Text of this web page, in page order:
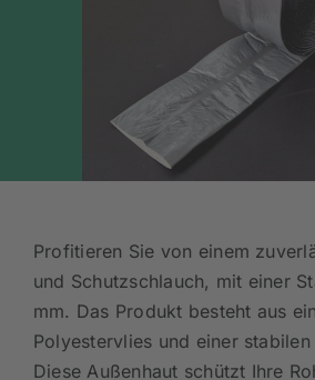
Profitieren Sie von einem
und Schutzschlauch, mit einer
mm. Das Produkt besteht aus
Polyestervlies und einer stabilen